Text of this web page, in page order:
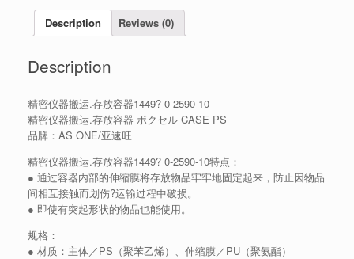
Description Reviews (0)
Description
精密仪器搬运.存放容器1449? 0-2590-10
精密仪器搬运.存放容器 ボクセル CASE PS
品牌：AS ONE/亚速旺
精密仪器搬运.存放容器1449? 0-2590-10特点：
● 通过容器内部的伸缩膜将存放物品牢牢地固定起来，防止因物品
间相互接触而划伤?运输过程中破损。
● 即使有突起形状的物品也能使用。
规格：
● 材质：主体／PS（聚苯乙烯）、伸缩膜／PU（聚氨酯）